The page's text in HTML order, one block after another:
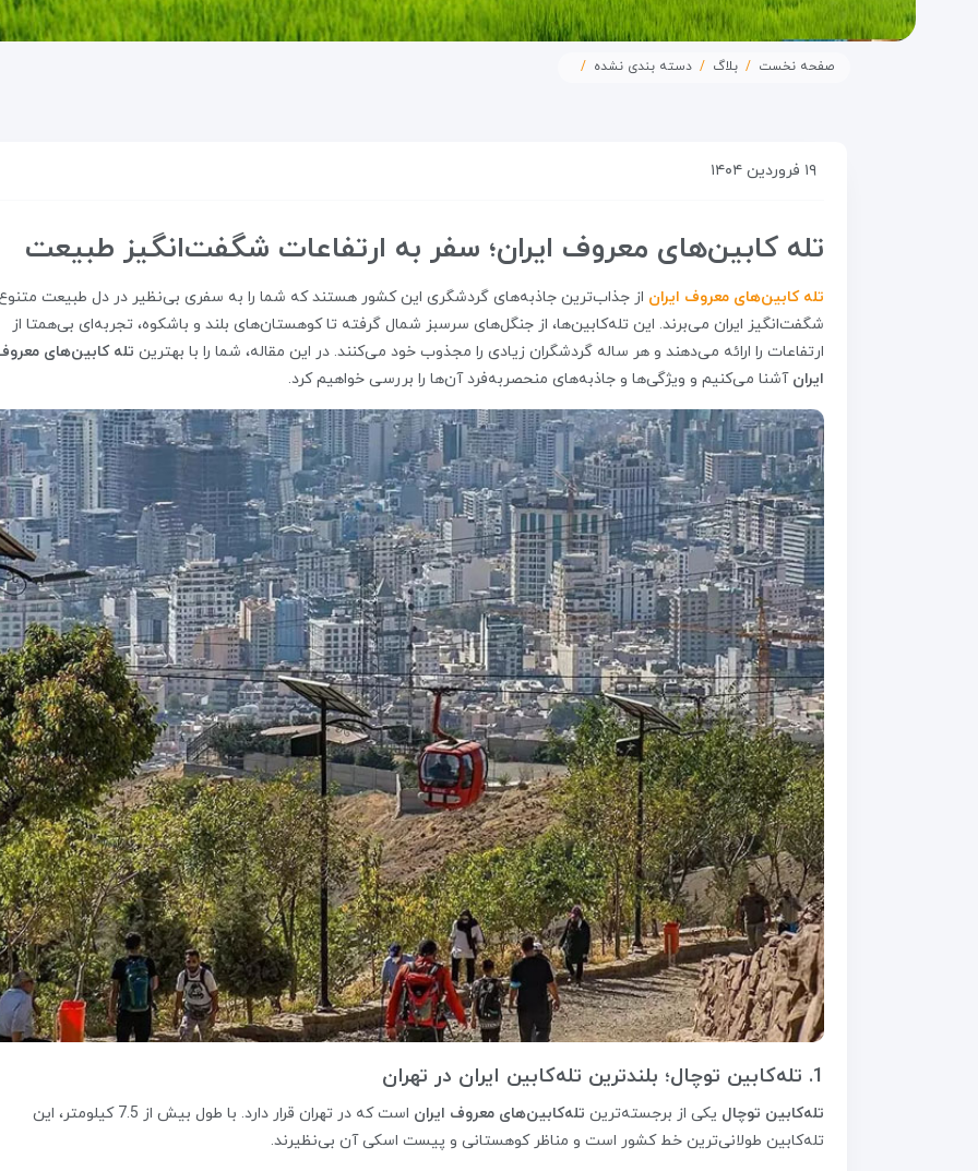
صفحه نخست بلاگ دسته بندی نشده
۱۹ فروردین ۱۴۰۴
تله کابین‌های معروف ایران؛ سفر به ارتفاعات شگفت‌انگیز طبیعت
تله کابین‌های معروف ایران از جذاب‌ترین جاذبه‌های گردشگری این کشور هستند که شما را به سفری بی‌نظیر در دل طبیعت
شگفت‌انگیز ایران می‌برند. این تله‌کابین‌ها، از جنگل‌های سرسبز شمال گرفته تا کوهستان‌های بلند و باشکوه، تجربه‌ای بی‌همتا از
ارتفاعات را ارائه می‌دهند و هر ساله گردشگران زیادی را مجذوب خود می‌کنند. در این مقاله، شما را با بهترین تله‌ کابین‌های
ایران آشنا می‌کنیم و ویژگی‌ها و جاذبه‌های منحصربه‌فرد آن‌ها را بررسی خواهیم کرد.
1. تله‌کابین توچال؛ بلندترین تله‌کابین ایران در تهران
تله‌کابین توچال یکی از برجسته‌ترین تله‌کابین‌های معروف ایران
است که در تهران قرار دارد. با طول بیش از 7.5 کیلومتر، این
تله‌کابین طولانی‌ترین خط کشور است و مناظر کوهستانی و پیست اسکی آن بی‌نظیرند.